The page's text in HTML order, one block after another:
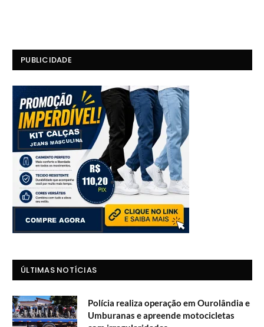
PUBLICIDADE
ÚLTIMAS NOTÍCIAS
Polícia realiza operação em Ourolândia e
Umburanas e apreende motocicletas